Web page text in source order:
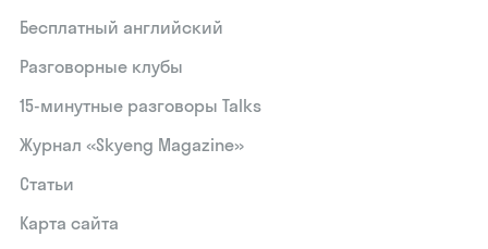
Бесплатный английский
Разговорные клубы
15‑минутные разговоры Talks
Журнал «Skyeng Magazine»
Статьи
Карта сайта